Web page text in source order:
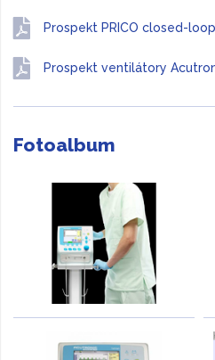
Prospekt PRICO closed-loop
Prospekt ventilátory
Fotoalbum